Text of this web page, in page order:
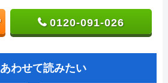
0120-091-026
あわせて読みたい